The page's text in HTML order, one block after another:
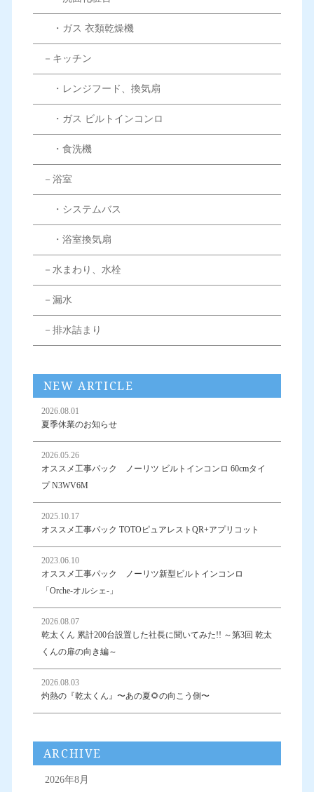
・ガス 衣類乾燥機
－キッチン
・レンジフード、換気扇
・ガス ビルトインコンロ
・食洗機
－浴室
・システムバス
・浴室換気扇
－水まわり、水栓
－漏水
－排水詰まり
NEW ARTICLE
2026.08.01
夏季休業のお知らせ
2026.05.26
オススメ工事パック ノーリツ ビルトインコンロ 60cmタイ
プ N3WV6M
2025.10.17
オススメ工事パック TOTOピュアレストQR+アプリコット
2023.06.10
オススメ工事パック ノーリツ新型ビルトインコンロ
「Orche-オルシェ-」
2026.08.07
乾太くん 累計200台設置した社長に聞いてみた!! ～第3回 乾太
くんの扉の向き編～
2026.08.03
灼熱の『乾太くん』〜あの夏🌻の向こう側〜
ARCHIVE
2026年8月